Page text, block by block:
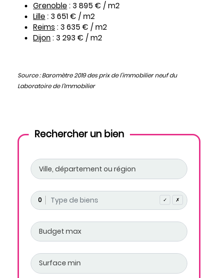
Grenoble : 3 895 € / m2
Lille : 3 651 € / m2
Reims : 3 635 € / m2
Dijon: 3 293 € / m2
Source : Baromètre 2019 des prix de l'immobilier neuf du
Laboratoire de l'Immobilier
Rechercher un bien
0 ✓ ✗